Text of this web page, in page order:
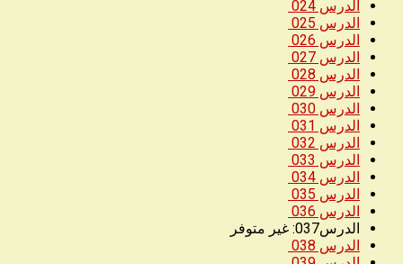
الدرس 024
الدرس 025
الدرس 026
الدرس 027
الدرس 028
الدرس 029
الدرس 030
الدرس 031
الدرس 032
الدرس 033
الدرس 034
الدرس 035
الدرس 036
الدرس037: غير متوفر
الدرس 038